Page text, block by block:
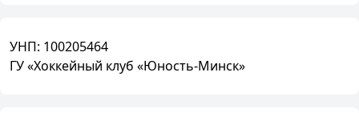
УНП: 100205464
ГУ «Хоккейный клуб «Юность-Минск»